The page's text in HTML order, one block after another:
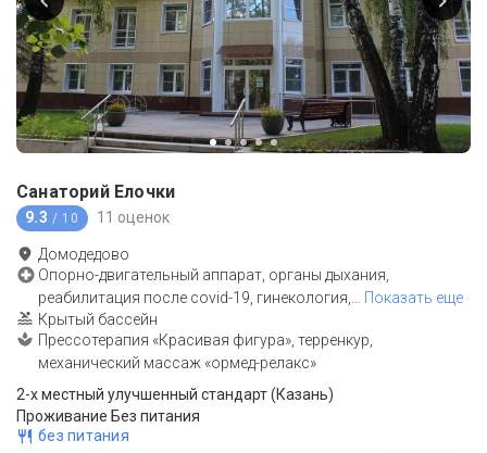
Санаторий Елочки
9.3 / 10 11 оценок
Домодедово
Опорно-двигательный аппарат, органы дыхания,
реабилитация после covid-19, гинекология,
Показать еще
Крытый бассейн
Прессотерапия «Красивая фигура», терренкур,
механический массаж «ормед-релакс»
2-x местный улучшенный стандарт (Казань)
Проживание Без питания
без питания